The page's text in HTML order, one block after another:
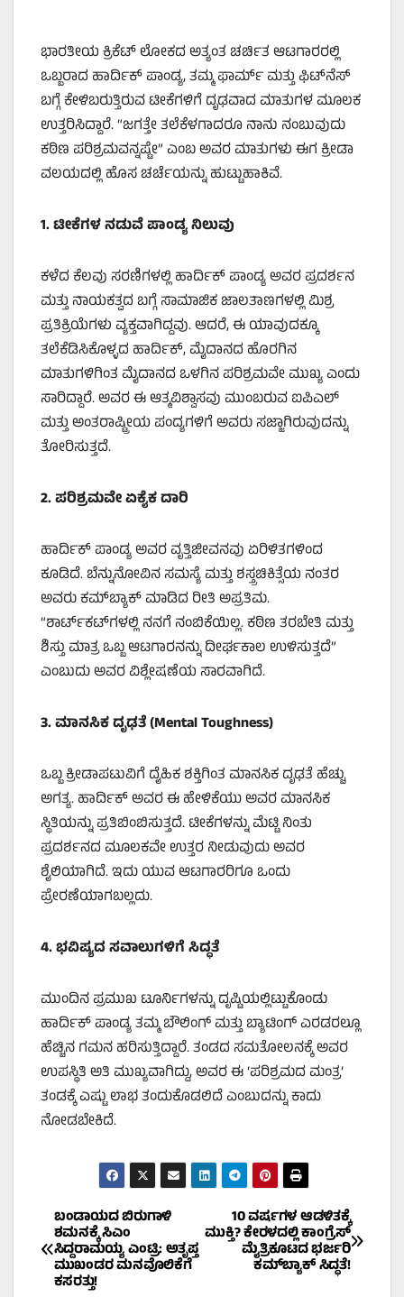
ಭಾರತೀಯ ಕ್ರಿಕೆಟ್ ಲೋಕದ ಅತ್ಯಂತ ಚರ್ಚಿತ ಆಟಗಾರರಲ್ಲಿ
ಒಬ್ಬರಾದ ಹಾರ್ದಿಕ್ ಪಾಂಡ್ಯ, ತಮ್ಮ ಫಾರ್ಮ್ ಮತ್ತು ಫಿಟ್‌ನೆಸ್
ಬಗ್ಗೆ ಕೇಳಿಬರುತ್ತಿರುವ ಟೀಕೆಗಳಿಗೆ ದೃಢವಾದ ಮಾತುಗಳ ಮೂಲಕ
ಉತ್ತರಿಸಿದ್ದಾರೆ. “ಜಗತ್ತೇ ತಲೆಕೆಳಗಾದರೂ ನಾನು ನಂಬುವುದು
ಕಠಿಣ ಪರಿಶ್ರಮವನ್ನಷ್ಟೇ” ಎಂಬ ಅವರ ಮಾತುಗಳು ಈಗ ಕ್ರೀಡಾ
ವಲಯದಲ್ಲಿ ಹೊಸ ಚರ್ಚೆಯನ್ನು ಹುಟ್ಟುಹಾಕಿವೆ.
1.ಟೀಕೆಗಳ ನಡುವೆ ಪಾಂಡ್ಯ ನಿಲುವು
ಕಳೆದ ಕೆಲವು ಸರಣಿಗಳಲ್ಲಿ ಹಾರ್ದಿಕ್ ಪಾಂಡ್ಯ ಅವರ ಪ್ರದರ್ಶನ
ಮತ್ತು ನಾಯಕತ್ವದ ಬಗ್ಗೆ ಸಾಮಾಜಿಕ ಜಾಲತಾಣಗಳಲ್ಲಿ ಮಿಶ್ರ
ಪ್ರತಿಕ್ರಿಯೆಗಳು ವ್ಯಕ್ತವಾಗಿದ್ದವು. ಆದರೆ, ಈ ಯಾವುದಕ್ಕೂ
ತಲೆಕೆಡಿಸಿಕೊಳ್ಳದ ಹಾರ್ದಿಕ್, ಮೈದಾನದ ಹೊರಗಿನ
ಮಾತುಗಳಿಗಿಂತ ಮೈದಾನದ ಒಳಗಿನ ಪರಿಶ್ರಮವೇ ಮುಖ್ಯ ಎಂದು
ಸಾರಿದ್ದಾರೆ. ಅವರ ಈ ಆತ್ಮವಿಶ್ವಾಸವು ಮುಂಬರುವ ಐಪಿಎಲ್
ಮತ್ತು ಅಂತರಾಷ್ಟ್ರೀಯ ಪಂದ್ಯಗಳಿಗೆ ಅವರು ಸಜ್ಜಾಗಿರುವುದನ್ನು
ತೋರಿಸುತ್ತದೆ.
2.ಪರಿಶ್ರಮವೇ ಏಕೈಕ ದಾರಿ
ಹಾರ್ದಿಕ್ ಪಾಂಡ್ಯ ಅವರ ವೃತ್ತಿಜೀವನವು ಏರಿಳಿತಗಳಿಂದ
ಕೂಡಿದೆ. ಬೆನ್ನುನೋವಿನ ಸಮಸ್ಯೆ ಮತ್ತು ಶಸ್ತ್ರಚಿಕಿತ್ಸೆಯ ನಂತರ
ಅವರು ಕಮ್‌ಬ್ಯಾಕ್ ಮಾಡಿದ ರೀತಿ ಅಪ್ರತಿಮ.
“ಶಾರ್ಟ್‌ಕಟ್‌ಗಳಲ್ಲಿ ನನಗೆ ನಂಬಿಕೆಯಿಲ್ಲ. ಕಠಿಣ ತರಬೇತಿ ಮತ್ತು
ಶಿಸ್ತು ಮಾತ್ರ ಒಬ್ಬ ಆಟಗಾರನನ್ನು ದೀರ್ಘಕಾಲ ಉಳಿಸುತ್ತದೆ”
ಎಂಬುದು ಅವರ ವಿಶ್ಲೇಷಣೆಯ ಸಾರವಾಗಿದೆ.
3.ಮಾನಸಿಕ ದೃಢತೆ (Mental Toughness)
ಒಬ್ಬ ಕ್ರೀಡಾಪಟುವಿಗೆ ದೈಹಿಕ ಶಕ್ತಿಗಿಂತ ಮಾನಸಿಕ ದೃಢತೆ ಹೆಚ್ಚು
ಅಗತ್ಯ. ಹಾರ್ದಿಕ್ ಅವರ ಈ ಹೇಳಿಕೆಯು ಅವರ ಮಾನಸಿಕ
ಸ್ಥಿತಿಯನ್ನು ಪ್ರತಿಬಿಂಬಿಸುತ್ತದೆ. ಟೀಕೆಗಳನ್ನು ಮೆಟ್ಟಿ ನಿಂತು
ಪ್ರದರ್ಶನದ ಮೂಲಕವೇ ಉತ್ತರ ನೀಡುವುದು ಅವರ
ಶೈಲಿಯಾಗಿದೆ. ಇದು ಯುವ ಆಟಗಾರರಿಗೂ ಒಂದು
ಪ್ರೇರಣೆಯಾಗಬಲ್ಲದು.
4.ಭವಿಷ್ಯದ ಸವಾಲುಗಳಿಗೆ ಸಿದ್ಧತೆ
ಮುಂದಿನ ಪ್ರಮುಖ ಟೂರ್ನಿಗಳನ್ನು ದೃಷ್ಟಿಯಲ್ಲಿಟ್ಟುಕೊಂಡು
ಹಾರ್ದಿಕ್ ಪಾಂಡ್ಯ ತಮ್ಮ ಬೌಲಿಂಗ್ ಮತ್ತು ಬ್ಯಾಟಿಂಗ್ ಎರಡರಲ್ಲೂ
ಹೆಚ್ಚಿನ ಗಮನ ಹರಿಸುತ್ತಿದ್ದಾರೆ. ತಂಡದ ಸಮತೋಲನಕ್ಕೆ ಅವರ
ಉಪಸ್ಥಿತಿ ಅತಿ ಮುಖ್ಯವಾಗಿದ್ದು, ಅವರ ಈ ‘ಪರಿಶ್ರಮದ ಮಂತ್ರ’
ತಂಡಕ್ಕೆ ಎಷ್ಟು ಲಾಭ ತಂದುಕೊಡಲಿದೆ ಎಂಬುದನ್ನು ಕಾದು
ನೋಡಬೇಕಿದೆ.
Post
navigation
10 ವರ್ಷಗಳ ಆಡಳಿತಕ್ಕೆ
ಮುಕ್ತಿ? ಕೇರಳದಲ್ಲಿ ಕಾಂಗ್ರೆಸ್
ಮೈತ್ರಿಕೂಟದ ಭರ್ಜರಿ
ಕಮ್‌ಬ್ಯಾಕ್ ಸಿದ್ಧತೆ!
ಬಂಡಾಯದ ಬಿರುಗಾಳಿ
ಶಮನಕ್ಕೆ ಸಿಎಂ
ಸಿದ್ದರಾಮಯ್ಯ ಎಂಟ್ರಿ: ಅತೃಪ್ತ
ಮುಖಂಡರ ಮನವೊಲಿಕೆಗೆ
ಕಸರತ್ತು!